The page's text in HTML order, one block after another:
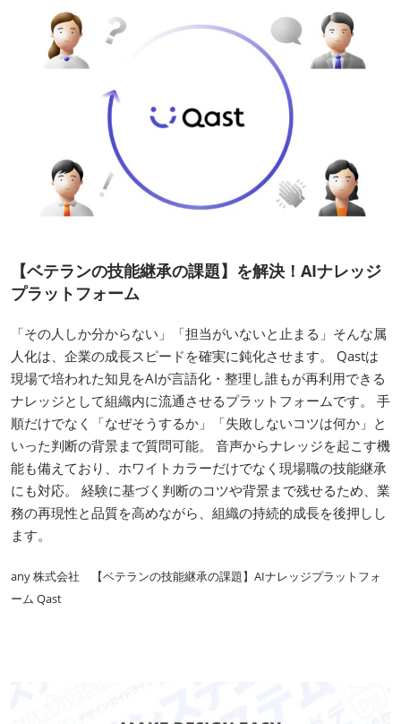
【ベテランの技能継承の課題】を解決！AIナレッジ
プラットフォーム
「その人しか分からない」「担当がいないと止まる」そんな属
人化は、企業の成長スピードを確実に鈍化させます。 Qastは
現場で培われた知見をAIが言語化・整理し誰もが再利用できる
ナレッジとして組織内に流通させるプラットフォームです。 手
順だけでなく「なぜそうするか」「失敗しないコツは何か」と
いった判断の背景まで質問可能。 音声からナレッジを起こす機
能も備えており、ホワイトカラーだけでなく現場職の技能継承
にも対応。 経験に基づく判断のコツや背景まで残せるため、業
務の再現性と品質を高めながら、組織の持続的成長を後押しし
ます。
any 株式会社 【ベテランの技能継承の課題】AIナレッジプラットフォ
ーム Qast